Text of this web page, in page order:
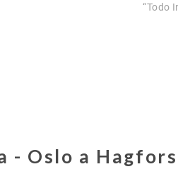
“Todo
- Oslo a Hagfors